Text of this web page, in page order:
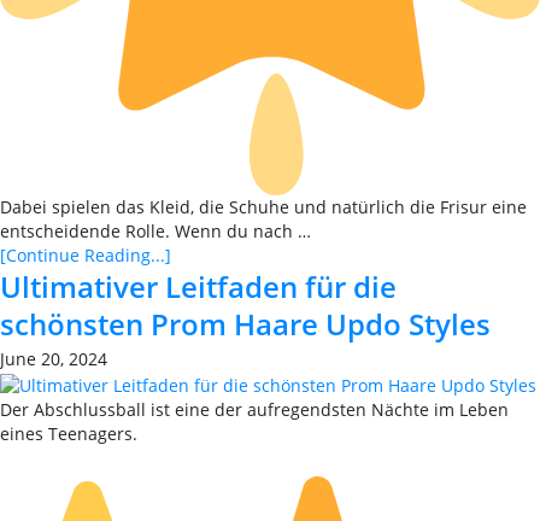
Dabei spielen das Kleid, die Schuhe und natürlich die Frisur eine
entscheidende Rolle. Wenn du nach …
[Continue Reading...]
Ultimativer Leitfaden für die
schönsten Prom Haare Updo Styles
June 20, 2024
Der Abschlussball ist eine der aufregendsten Nächte im Leben
eines Teenagers.